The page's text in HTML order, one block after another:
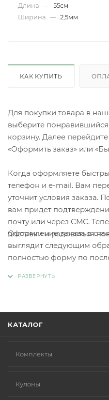
Длина — 55см
Ширина — 2,5мм
КАК КУПИТЬ
Для покупки товара в
выберите понравившийся
корзину. Далее
«Оформить заказ» или
Когда оформляете
телефон и e-mail. Вам
уточнит условия заказа.
вам придет
почту или через СМС.
доставки и радоваться
Оформление заказа в
выглядит следующим
полностью форму по
КАТАЛОГ
Комплекты
Кулоны